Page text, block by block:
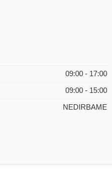
09:00 - 17:00
09:00 - 15:00
NEDIRBAME